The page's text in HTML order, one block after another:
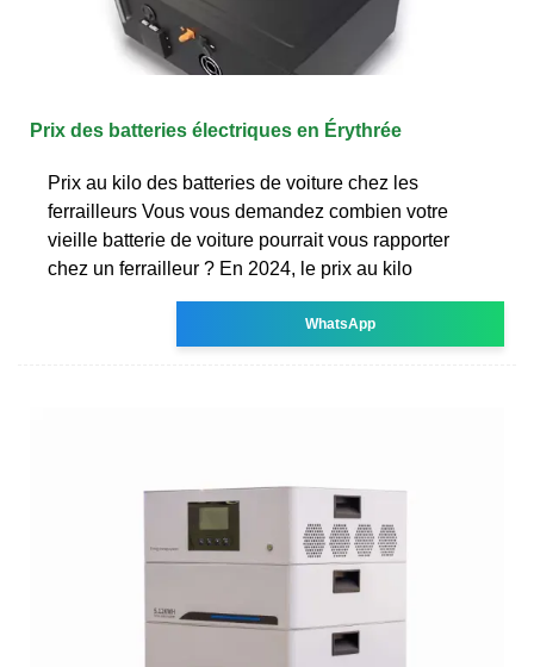
Prix des batteries électriques en Érythrée
Prix au kilo des batteries de voiture chez les
ferrailleurs Vous vous demandez combien votre
vieille batterie de voiture pourrait vous rapporter
chez un ferrailleur ? En 2024, le prix au kilo
WhatsApp